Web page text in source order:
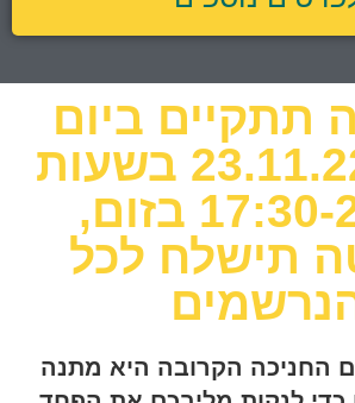
תתקיים ביום
רביעי 23.11.22 בשעות
17:30-20:00 בזום,
תישלח לכל
החניכה הקרובה היא מתנה